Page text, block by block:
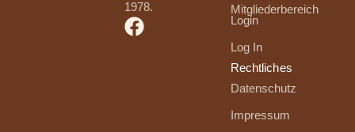
1978.
Mitgliederbereich
Login
Log In
Rechtliches
Datenschutz
Impressum